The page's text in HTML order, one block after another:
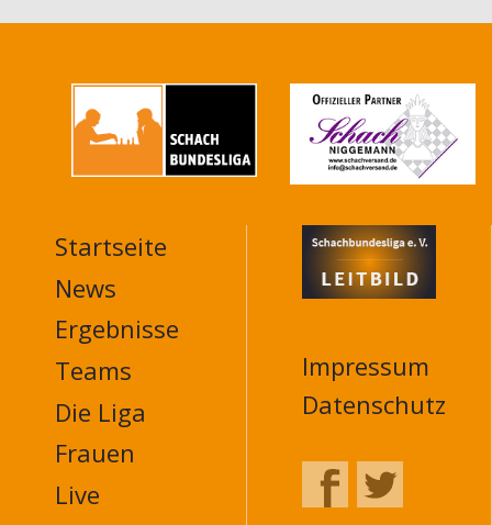
MAIN
NAVIGATION
FOOTER
Startseite
News
Ergebnisse
Teams
Die Liga
Frauen
Live
Impressum
Datenschutz